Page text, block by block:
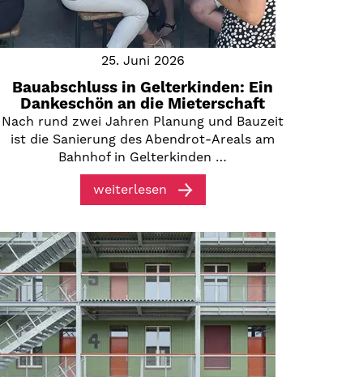
25. Juni 2026
Bauabschluss in Gelterkinden: Ein
Dankeschön an die Mieterschaft
Nach rund zwei Jahren Planung und Bauzeit
ist die Sanierung des Abendrot-Areals am
Bahnhof in Gelterkinden …
weiterlesen